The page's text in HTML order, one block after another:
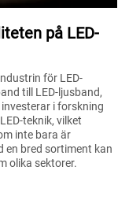
på LED-
för LED-
till LED-ljusband,
i forskning
teknik, vilket
inte bara är
en bred sortiment kan
olika sektorer.